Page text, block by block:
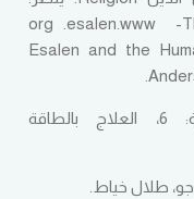
org .esalen.www -
Esalen and the
[2] ينظر: الشفاء بالطاقة الحيوية: 6، العلاج بالطاقة